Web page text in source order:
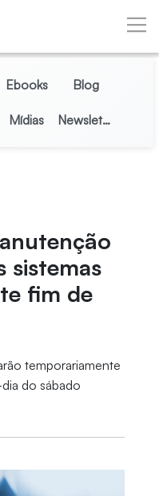
Ebooks Blog
Mídias Newsletter
sistemas
fim de
temporariamente
do sábado